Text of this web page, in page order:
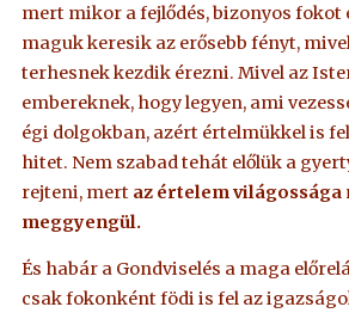
mert mikor a fejlődés, bizonyos fokot
maguk keresik az erősebb fényt,
terhesnek kezdik érezni. Mivel az
embereknek, hogy legyen, ami
égi dolgokban, azért értelmükkel is
hitet. Nem szabad tehát előlük a
rejteni, mert az értelem világossága
meggyengül.
És habár a Gondviselés a maga
csak fokonként födi is fel az